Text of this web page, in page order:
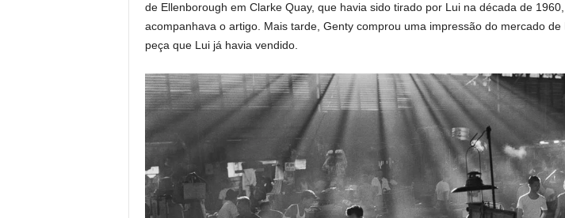
de Ellenborough em Clarke Quay, que havia sido tirado por Lui na década de
acompanhava o artigo. Mais tarde, Genty comprou uma impressão do mercado de
peça que Lui já havia vendido.